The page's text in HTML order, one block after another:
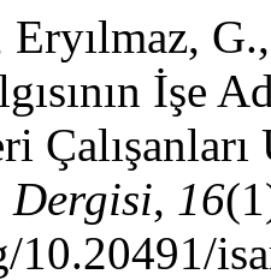
Eryılmaz,
İşe
Dergisi, 16
10.20491/